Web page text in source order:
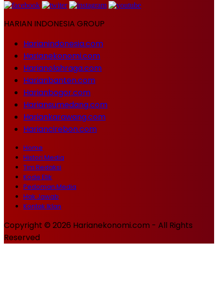
HARIAN INDONESIA GROUP
Harianindonesia.com
Harianekonomi.com
Harianolahraga.com
Harianbanten.com
Harianbogor.com
Hariansumedang.com
Hariankarawang.com
Hariancirebon.com
Home
Histori Media
Tim Redaksi
Kode Etik
Pedoman Media
Hak Jawab
Kontak Iklan
Copyright © 2026 Harianekonomi.com - All Rights
Reserved